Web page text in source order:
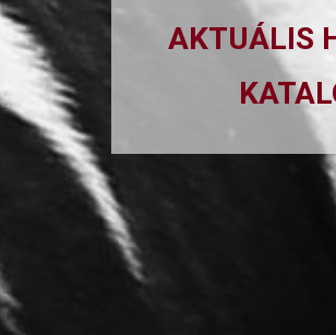
AKTUÁLIS